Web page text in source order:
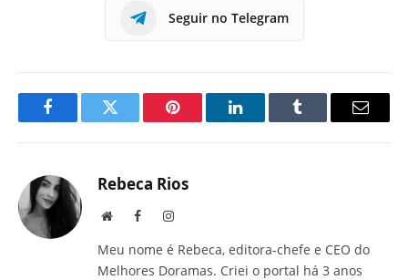
Seguir no Telegram
FacebookTwitter Pinterest LinkedInTumblr
E-
Rebeca Rios
Site FacebookInstagram
Meu nome é Rebeca, editora-chefe e CEO do
Melhores Doramas. Criei o portal há 3 anos